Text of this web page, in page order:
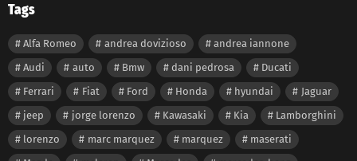
Tags
Alfa Romeo andrea dovizioso
andrea iannone
Audi
auto Bmw dani pedrosa
Ducati
Ferrari
Fiat Ford Honda hyundai
Jaguar
jeep
jorge lorenzo Kawasaki Kia
Lamborghini
lorenzo
marc marquez marquez
maserati